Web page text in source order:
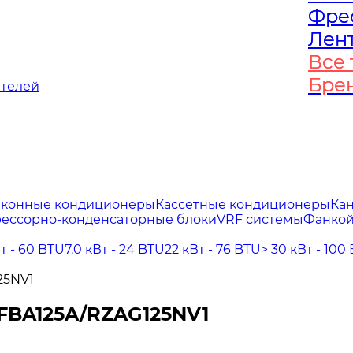
Все
кондиционерыКассетные кондиционеры
конденсаторные блокиVRF системы
- 60 BTU7.0 кВт - 24 BTU22 кВт - 76 BTU> 30 кВт - 100
RZAG125NV1
Все